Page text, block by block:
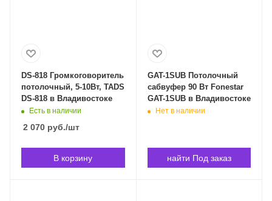
DS-818 Громкоговоритель
потолочный, 5-10Вт, TADS
DS-818 в Владивостоке
Есть в наличии
2 070 руб./шт
В корзину
GAT-1SUB Потолочный
сабвуфер 90 Вт Fonestar
GAT-1SUB в Владивостоке
Нет в наличии
найти Под заказ